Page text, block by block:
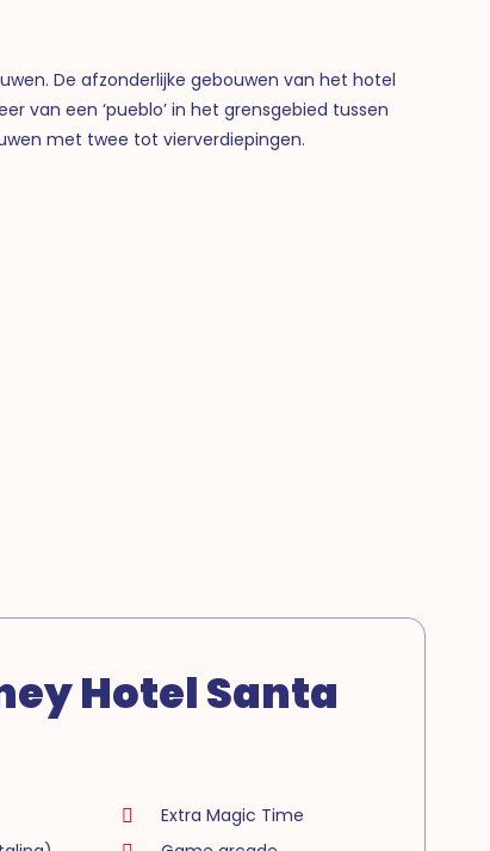
De afzonderlijke gebouwen van het hotel
van een ‘pueblo’ in het grensgebied tussen
met twee tot vierverdiepingen.
Hotel Santa
Extra Magic Time